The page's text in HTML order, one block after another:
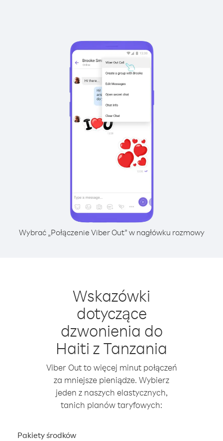
Wybrać „Połączenie Viber Out” w nagłówku rozmowy
Wskazówki
dotyczące
dzwonienia do
Haiti z Tanzania
Viber Out to więcej minut połączeń
za mniejsze pieniądze. Wybierz
jeden z naszych elastycznych,
tanich planów taryfowych:
Pakiety środków